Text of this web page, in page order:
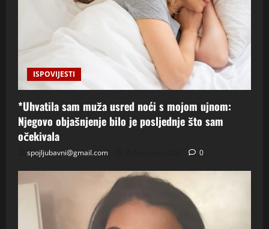
ISPOVIJESTI
*Uhvatila sam muža usred noći s mojom ujnom:
Njegovo objašnjenje bilo je posljednje što sam
očekivala
spojljubavni@gmail.com 0